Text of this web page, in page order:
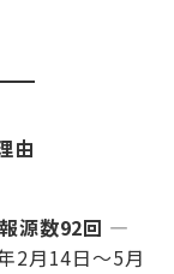
由
源数92回 —
2月14日〜5月